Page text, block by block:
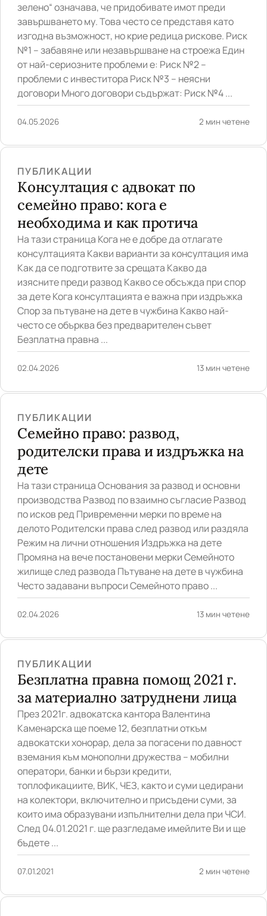
зелено“ означава, че придобивате имот преди
завършването му. Това често се представя като
изгодна възможност, но крие редица рискове. Риск
№1 – забавяне или незавършване на строежа Един
от най-сериозните проблеми е: Риск №2 –
проблеми с инвеститора Риск №3 – неясни
договори Много договори съдържат: Риск №4 ...
04.05.2026 2 мин четене
ПУБЛИКАЦИИ
Консултация с адвокат по
семейно право: кога е
необходима и как протича
На тази страница Кога не е добре да отлагате
консултацията Какви варианти за консултация има
Как да се подготвите за срещата Какво да
изясните преди развод Какво се обсъжда при спор
за дете Кога консултацията е важна при издръжка
Спор за пътуване на дете в чужбина Какво най-
често се обърква без предварителен съвет
Безплатна правна ...
02.04.2026 13 мин четене
ПУБЛИКАЦИИ
Семейно право: развод,
родителски права и издръжка на
дете
На тази страница Основания за развод и основни
производства Развод по взаимно съгласие Развод
по исков ред Привременни мерки по време на
делото Родителски права след развод или раздяла
Режим на лични отношения Издръжка на дете
Промяна на вече постановени мерки Семейното
жилище след развода Пътуване на дете в чужбина
Често задавани въпроси Семейното право ...
02.04.2026 13 мин четене
ПУБЛИКАЦИИ
Безплатна правна помощ 2021 г.
за материално затруднени лица
През 2021г. адвокатска кантора Валентина
Каменарска ще поеме 12, безплатни откъм
адвокатски хонорар, дела за погасени по давност
вземания към монополни дружества – мобилни
оператори, банки и бързи кредити,
топлофикациите, ВИК, ЧЕЗ, както и суми цедирани
на колектори, включително и присъдени суми, за
които има образувани изпълнителни дела при ЧСИ.
След 04.01.2021 г. ще разгледаме имейлите Ви и ще
бъдете ...
07.01.2021 2 мин четене